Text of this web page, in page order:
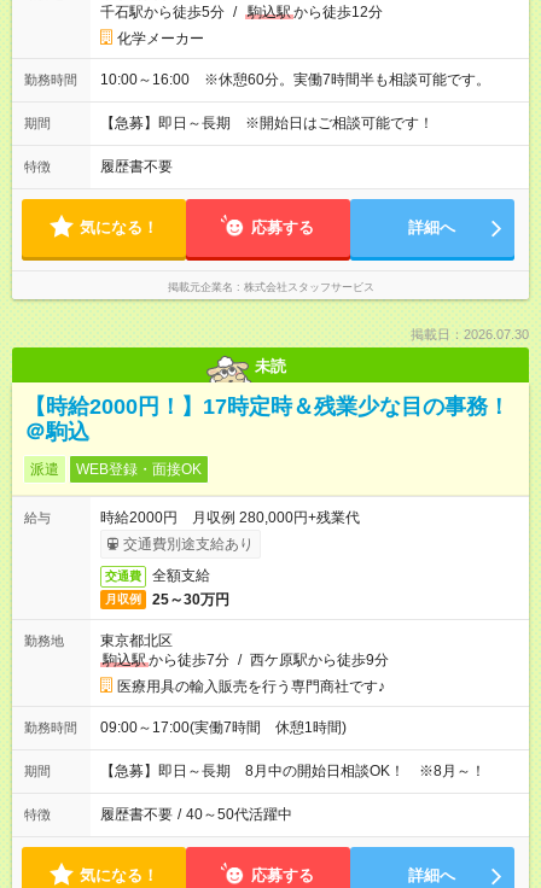
千石駅から徒歩5分 / 駒込駅から徒歩12分
化学メーカー
勤務時間 10:00～16:00 ※休憩60分。実働7時間半も相談可能です。
期間 【急募】即日～長期 ※開始日はご相談可能です！
特徴 履歴書不要
気になる！ 応募する 詳細へ
掲載元企業名 株式会社スタッフサービス
掲載日：2026.07.30
未読
【時給2000円！】17時定時＆残業少な目の事務！
＠駒込
派遣 WEB登録・面接OK
給与
時給2000円 月収例 280,000円+残業代
交通費別途支給あり
交通費 全額支給
月収例 25～30万円
勤務地
東京都北区
駒込駅から徒歩7分 / 西ケ原駅から徒歩9分
医療用具の輸入販売を行う専門商社です♪
勤務時間 09:00～17:00(実働7時間 休憩1時間)
期間 【急募】即日～長期 8月中の開始日相談OK！ ※8月～！
特徴 履歴書不要 / 40～50代活躍中
気になる！ 応募する 詳細へ